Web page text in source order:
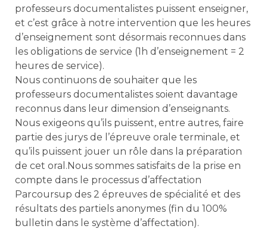
professeurs documentalistes puissent enseigner,
et c’est grâce à notre intervention que les heures
d’enseignement sont désormais reconnues dans
les obligations de service (1h d’enseignement = 2
heures de service).
Nous continuons de souhaiter que les
professeurs documentalistes soient davantage
reconnus dans leur dimension d’enseignants.
Nous exigeons qu’ils puissent, entre autres, faire
partie des jurys de l’épreuve orale terminale, et
qu’ils puissent jouer un rôle dans la préparation
de cet oral.Nous sommes satisfaits de la prise en
compte dans le processus d’affectation
Parcoursup des 2 épreuves de spécialité et des
résultats des partiels anonymes (fin du 100%
bulletin dans le système d’affectation).